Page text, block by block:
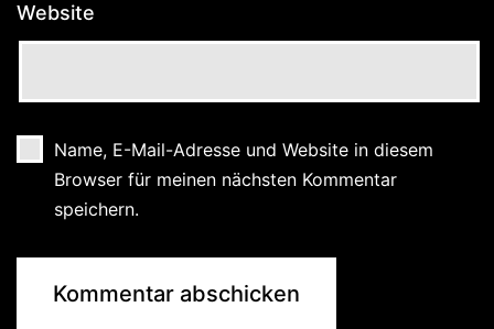
Website
Name, E-Mail-Adresse und Website in diesem
Browser für meinen nächsten Kommentar
speichern.